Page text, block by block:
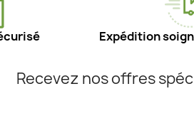
Expédition
Recevez nos offres